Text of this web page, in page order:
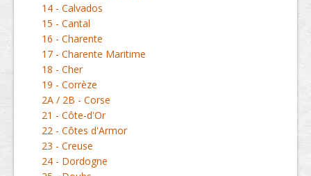
14 - Calvados
15 - Cantal
16 - Charente
17 - Charente Maritime
18 - Cher
19 - Corrèze
2A / 2B - Corse
21 - Côte-d'Or
22 - Côtes d'Armor
23 - Creuse
24 - Dordogne